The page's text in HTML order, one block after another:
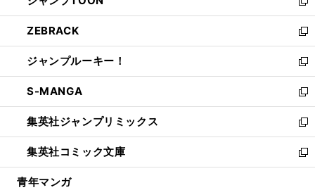
開
く
ウ
で
開
く
ン
ド
ウ
で
開
く
い
ウ
ィ
ン
ド
ウ
で
開
く
新
し
い
ウ
ィ
ン
ド
ウ
で
開
く
ZEBRACK
新
し
い
ウ
ィ
ン
ド
ウ
で
開
ジャンプルーキー！
新
し
い
ウ
ィ
ン
ド
ウ
S-MANGA
新
し
い
ウ
ィ
ン
集英社ジャンプリミックス
新
し
い
ウ
集英社コミック文庫
新
し
青年マンガ